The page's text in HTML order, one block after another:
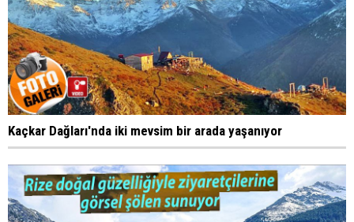
Kaçkar Dağları'nda iki mevsim bir arada yaşanıyor